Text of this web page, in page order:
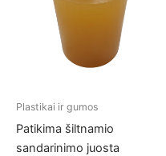
Plastikai ir gumos
Patikima šiltnamio
sandarinimo juosta